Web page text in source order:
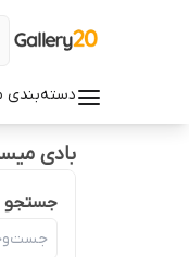
دسته‌بندی
بادی
جستجو